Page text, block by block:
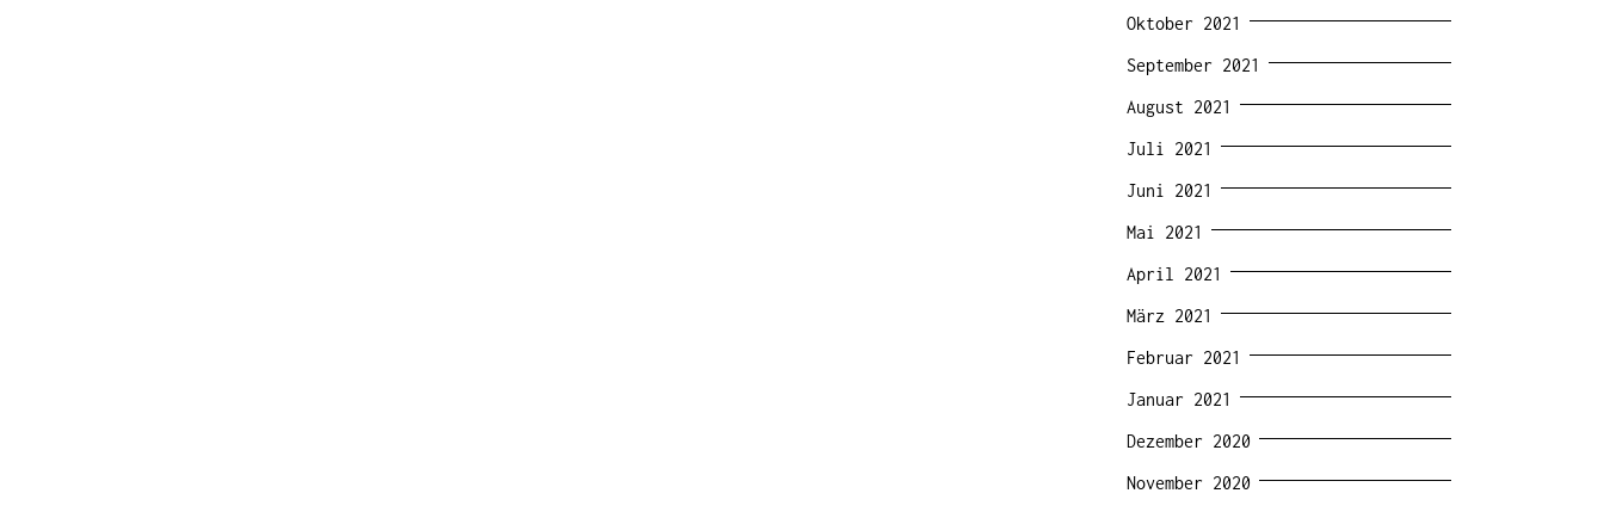
Oktober 2021
September 2021
August 2021
Juli 2021
Juni 2021
Mai 2021
April 2021
März 2021
Februar 2021
Januar 2021
Dezember 2020
November 2020